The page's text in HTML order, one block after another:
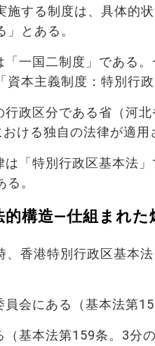
施する制度は、具体的
とある。
一国二制度」である
本主義制度：特別行
政区分である省（河
ける独自の法律が適用
「特別行政区基本法」
。
構造―仕組まれた
香港特別行政区基本
会にある（基本法第
基本法第159条。3分